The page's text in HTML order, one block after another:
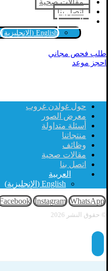
مقالات صحية
اتصل بنا
العربية
English
( الإنجليزية)
طلب فحص مجاني
احجز موعد
حول غولدن غروب
معرض الصور
أسئلة متداولة
منتجاتنا
وظائف
مقالات صحية
اتصل بنا
العربية
English
( الإنجليزية)
Instagram WhatsApp
© حقوق النشر 2026